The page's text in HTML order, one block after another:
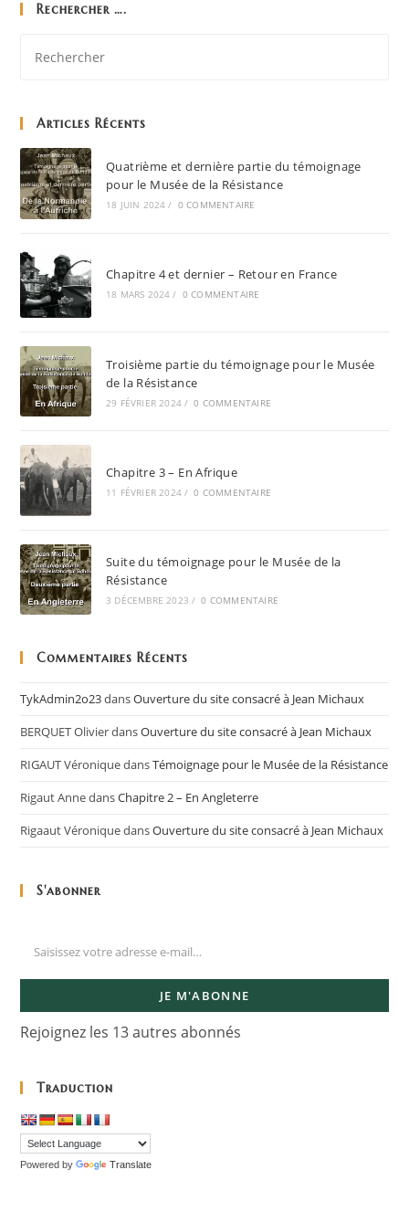
Rechercher ….
Articles Récents
Quatrième et dernière partie du témoignage
pour le Musée de la Résistance
18 JUIN 2024 / 0 COMMENTAIRE
Chapitre 4 et dernier – Retour en France
18 MARS 2024 / 0 COMMENTAIRE
Troisième partie du témoignage pour le Musée
de la Résistance
29 FÉVRIER 2024 / 0 COMMENTAIRE
Chapitre 3 – En Afrique
11 FÉVRIER 2024 / 0 COMMENTAIRE
Suite du témoignage pour le Musée de la
Résistance
3 DÉCEMBRE 2023 / 0 COMMENTAIRE
Commentaires Récents
TykAdmin2o23dansOuverture du site consacré à Jean Michaux
BERQUET OlivierdansOuverture du site consacré à Jean Michaux
RIGAUT VéroniquedansTémoignage pour le Musée de la Résistance
Rigaut AnnedansChapitre 2 – En Angleterre
Rigaaut VéroniquedansOuverture du site consacré à Jean Michaux
S'abonner
JE M'ABONNE
Rejoignez les 13 autres abonnés
Traduction
Powered by Translate